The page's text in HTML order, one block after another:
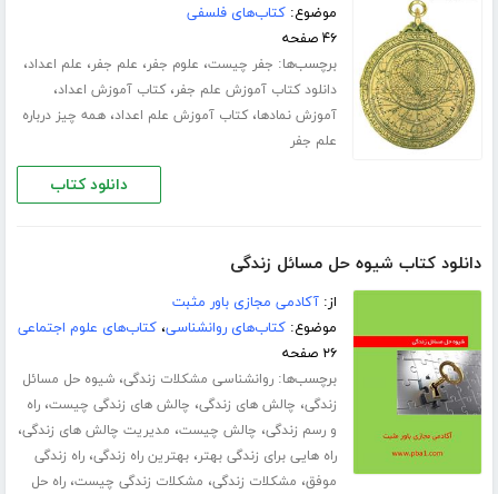
موضوع:کتاب‌های فلسفی
۴۶ صفحه
برچسب‌ها: جفر چیست، علوم جفر، علم جفر، علم اعداد،
دانلود کتاب آموزش علم جفر،کتاب آموزش اعداد،
آموزش نمادها،کتاب آموزش علم اعداد،همه چیز درباره
علم جفر
دانلود کتاب
دانلود کتاب شیوه حل مسائل زندگی
از:آکادمی مجازی باور مثبت
موضوع:کتاب‌های روانشناسی،کتاب‌های علوم اجتماعی
۲۶ صفحه
برچسب‌ها:روانشناسی مشکلات زندگی،شیوه حل مسائل
زندگی، چالش های زندگی، چالش های زندگی چیست،راه
و رسم زندگی، چالش چیست، مدیریت چالش های زندگی،
راه هایی برای زندگی بهتر،بهترین راه زندگی،راه زندگی
موفق، مشکلات زندگی، مشکلات زندگی چیست،راه حل